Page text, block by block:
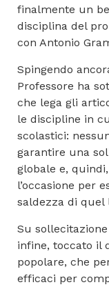
finalmente un
disciplina del
con Antonio
Spingendo
Professore ha
che lega gli
le discipline in
scolastici:
garantire una
globale e,
l’occasione per
saldezza di quel
Su
infine, toccato il
popolare, che
efficaci per